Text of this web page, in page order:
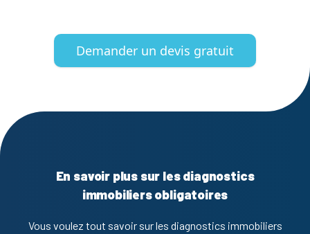
Demander un devis gratuit
En savoir plus sur les diagnostics
immobiliers obligatoires
Vous voulez tout savoir sur les diagnostics immobiliers